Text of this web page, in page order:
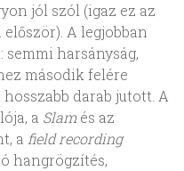
jól szól (igaz ez az
A legjobban
harsányság,
második felére
darab jutott. A
a Slam és az
a field recording
hangrögzítés,